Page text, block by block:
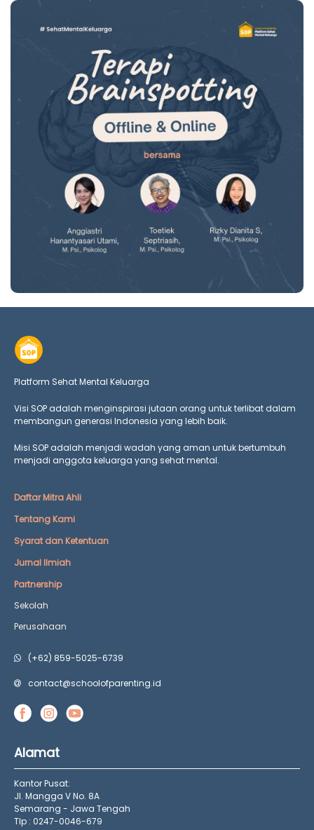
Platform Sehat Mental Keluarga
Visi SOP adalah menginspirasi jutaan orang untuk terlibat dalam
membangun generasi Indonesia yang lebih baik.
Misi SOP adalah menjadi wadah yang aman untuk bertumbuh
menjadi anggota keluarga yang sehat mental.
Daftar Mitra Ahli
Tentang Kami
Syarat dan Ketentuan
Jurnal Ilmiah
Partnership
Sekolah
Perusahaan
(+62) 859-5025-6739
contact@schoolofparenting.id
Alamat
Kantor Pusat:
Jl. Mangga V No. 8A
Semarang - Jawa Tengah
Tlp : 0247-0046-679